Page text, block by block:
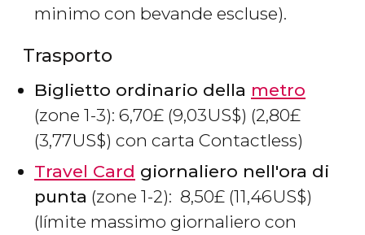
minimo con bevande escluse).
Trasporto
Biglietto ordinario della metro
(zone 1-3): 6,70£ (9,03US$) (2,80£
(3,77US$) con carta Contactless)
Travel Card giornaliero nell'ora di
punta (zone 1-2): 8,50£ (11,46US$)
(límite massimo giornaliero con